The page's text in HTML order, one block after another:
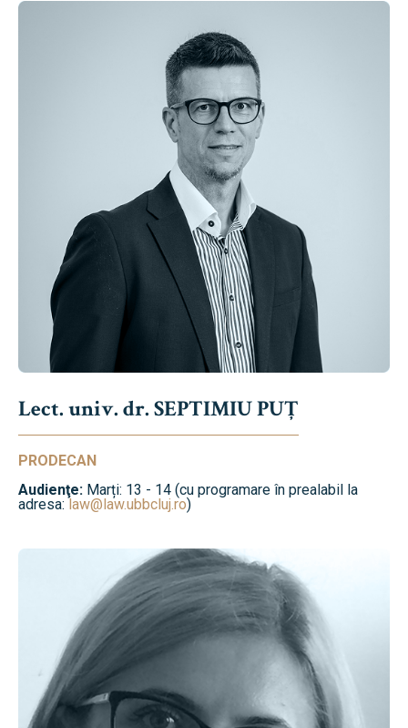
Lect. univ. dr. SEPTIMIU PUȚ
PRODECAN
Audienţe: Marți: 13 - 14 (cu programare în prealabil la
adresa:law@law.ubbcluj.ro)